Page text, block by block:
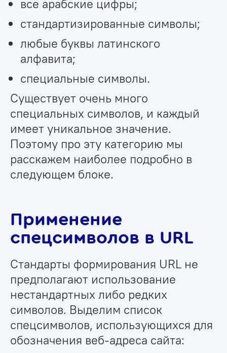
все арабские цифры;
стандартизированные символы;
любые буквы латинского
алфавита;
специальные символы.
Существует очень много
специальных символов, и каждый
имеет уникальное значение.
Поэтому про эту категорию мы
расскажем наиболее подробно в
следующем блоке.
Применение
спецсимволов в URL
Стандарты формирования URL не
предполагают использование
нестандартных либо редких
символов. Выделим список
спецсимволов, использующихся для
обозначения веб-адреса сайта: